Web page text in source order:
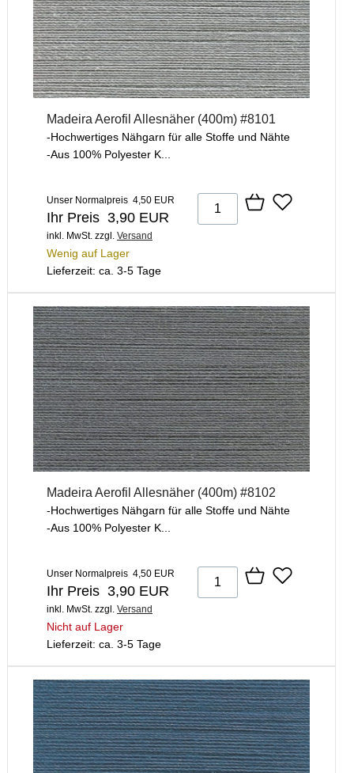
Madeira Aerofil Allesnäher (400m) #8101
-Hochwertiges Nähgarn für alle Stoffe und Nähte
-Aus 100% Polyester K...
Unser Normalpreis 4,50 EUR
Ihr Preis 3,90 EUR
inkl. MwSt. zzgl. Versand
Wenig auf Lager
Lieferzeit: ca. 3-5 Tage
Madeira Aerofil Allesnäher (400m) #8102
-Hochwertiges Nähgarn für alle Stoffe und Nähte
-Aus 100% Polyester K...
Unser Normalpreis 4,50 EUR
Ihr Preis 3,90 EUR
inkl. MwSt. zzgl. Versand
Nicht auf Lager
Lieferzeit: ca. 3-5 Tage